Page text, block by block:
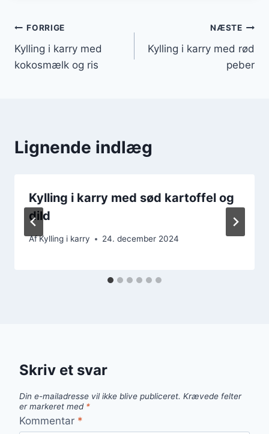
Indlægsnavigation
FORRIGE
Kylling i karry med
kokosmælk og ris
NÆSTE
Kylling i karry med rød
peber
Lignende indlæg
Kylling i karry med sød kartoffel og
dild
AfKylling i karry 24. december 2024
Skriv et svar
Din e-mailadresse vil ikke blive publiceret. Krævede felter
er markeret med *
Kommentar *